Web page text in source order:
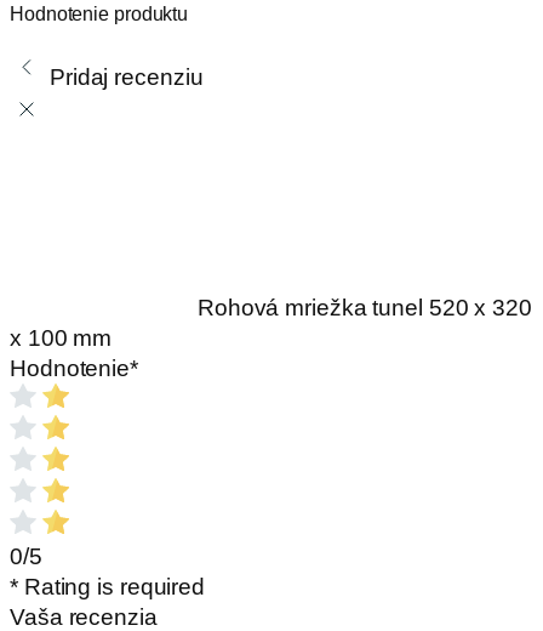
tunel
320
Hodnotenie produktu
Pridaj recenziu
Rohová mriežka tunel 520 x 320
x 100 mm
Hodnotenie*
0/5
* Rating is required
Vaša recenzia